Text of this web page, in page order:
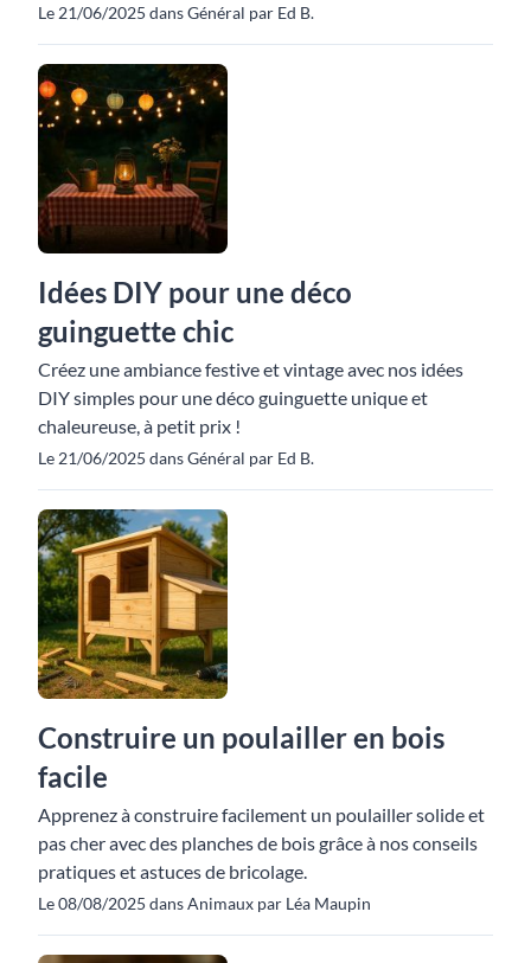
Le 21/06/2025 dans Général par Ed B.
Idées DIY pour une déco
guinguette chic
Créez une ambiance festive et vintage avec nos idées
DIY simples pour une déco guinguette unique et
chaleureuse, à petit prix !
Le 21/06/2025 dans Général par Ed B.
Construire un poulailler en bois
facile
Apprenez à construire facilement un poulailler solide et
pas cher avec des planches de bois grâce à nos conseils
pratiques et astuces de bricolage.
Le 08/08/2025 dans Animaux par Léa Maupin